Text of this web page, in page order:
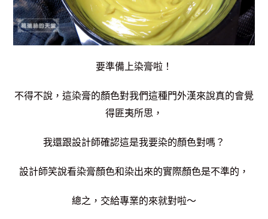
要準備上染膏啦！
不得不說，這染膏的顏色對我們這種門外漢來說真的會覺
得匪夷所思，
我還跟設計師確認這是我要染的顏色對嗎？
設計師笑說看染膏顏色和染出來的實際顏色是不準的，
總之，交給專業的來就對啦～